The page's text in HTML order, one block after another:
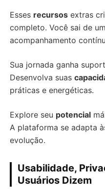
Esses recursos extras
completo. Você sai de
acompanhamento
Sua jornada ganha
Desenvolva suas
práticas e energéticas.
Explore seu potencial
A plataforma se adapta
evolução.
Usabilidade,
Usuários Dizem